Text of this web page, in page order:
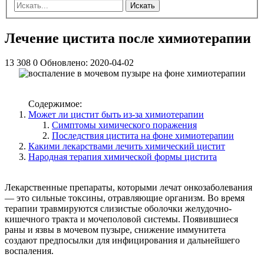
Искать
Лечение цистита после химиотерапии
13 308 0 Обновлено: 2020-04-02
Содержимое:
Может ли цистит быть из-за химиотерапии
Симптомы химического поражения
Последствия цистита на фоне химиотерапии
Какими лекарствами лечить химический цистит
Народная терапия химической формы цистита
Лекарственные препараты, которыми лечат онкозаболевания
— это сильные токсины, отравляющие организм. Во время
терапии травмируются слизистые оболочки желудочно-
кишечного тракта и мочеполовой системы. Появившиеся
раны и язвы в мочевом пузыре, снижение иммунитета
создают предпосылки для инфицирования и дальнейшего
воспаления.